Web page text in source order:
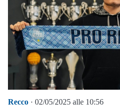
Recco · 02/05/2025 alle 10:56